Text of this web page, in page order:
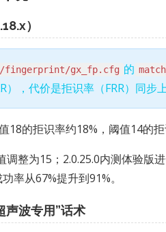
）
fingerprint/gx_fp.cfg 的
，代价是拒识率（FRR）同步上
的拒识率约18%，阈值14的
整为15；2.0.25.0内测体验版
率从67%提升到91%。
波专用”话术